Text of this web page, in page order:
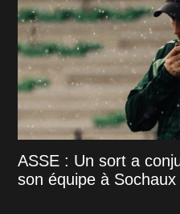
ASSE : Un sort a
son équipe à Sochaux